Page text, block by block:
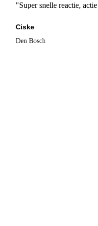
"Super snelle reactie,
Ciske
Den Bosch